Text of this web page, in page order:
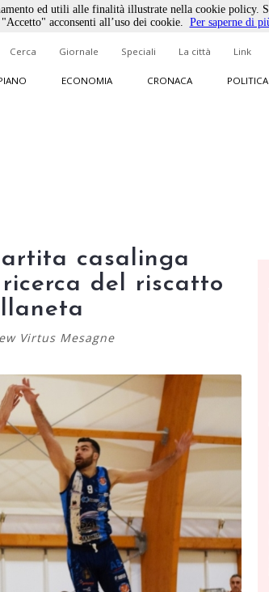
Cerca Giornale Speciali La città Link
ECONOMIA CRONACA POLITICA
casalinga
del riscatto
Virtus Mesagne
ed utili alle finalità illustrate nella cookie policy.
acconsenti all’uso dei cookie. Per saperne di